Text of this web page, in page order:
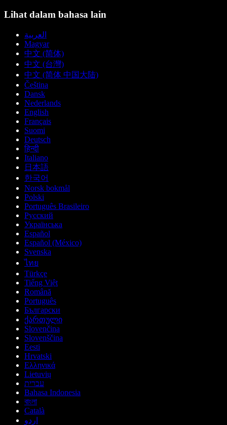
Lihat dalam bahasa lain
العربية
Magyar
中文 (简体)
中文 (台灣)
中文 (简体 中国大陆)
Čeština
Dansk
Nederlands
English
Français
Suomi
Deutsch
हिन्दी
Italiano
日本語
한국어
Norsk bokmål
Polski
Português Brasileiro
Русский
Українська
Español
Español (México)
Svenska
ไทย
Türkçe
Tiếng Việt
Română
Português
Български
ქართული
Slovenčina
Slovenščina
Eesti
Hrvatski
Ελληνικά
Lietuvių
עברית
Bahasa Indonesia
বাংলা
Català
اردو